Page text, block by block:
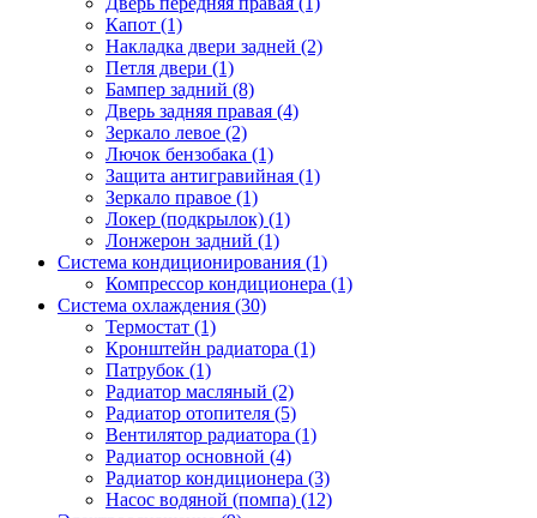
Капот (1)
Накладка двери задней (2)
Петля двери (1)
Бампер задний (8)
Дверь задняя правая (4)
Зеркало левое (2)
Лючок бензобака (1)
Защита антигравийная (1)
Зеркало правое (1)
Локер (подкрылок) (1)
Лонжерон задний (1)
Система кондиционирования (1)
Компрессор кондиционера (1)
Система охлаждения (30)
Термостат (1)
Кронштейн радиатора (1)
Патрубок (1)
Радиатор масляный (2)
Радиатор отопителя (5)
Вентилятор радиатора (1)
Радиатор основной (4)
Радиатор кондиционера (3)
Насос водяной (помпа) (12)